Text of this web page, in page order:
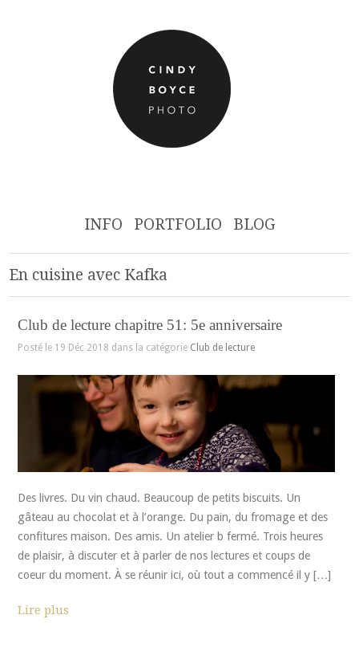
INFO PORTFOLIO BLOG
En cuisine avec Kafka
Club de lecture chapitre 51: 5e anniversaire
Posté le 19 Déc 2018 dans la catégorie Club de lecture
Des livres. Du vin chaud. Beaucoup de petits biscuits. Un
gâteau au chocolat et à l’orange. Du pain, du fromage et des
confitures maison. Des amis. Un atelier b fermé. Trois heures
de plaisir, à discuter et à parler de nos lectures et coups de
coeur du moment. À se réunir ici, où tout a commencé il y […]
Lire plus